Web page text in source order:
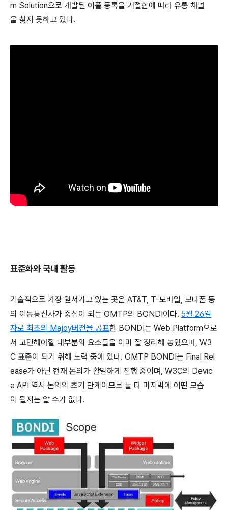
m Solution으로 개발된 어플 등록을 거절함에 따라 유통 채널
을 찾지 못하고 있다.
표준화와 국내 활동
기술적으로 가장 앞서가고 있는 곳은 AT&T, T-모바일, 보다폰 등
의 이동통신사가 중심이 되는 OMTP의 BONDI이다. 5월 26일
자로 최초의 Majoy버전을 공표한 BONDI는 Web Platform으로
서 고민해야할 대부분의 요소들을 이미 잘 정리해 놓았으며, W3
C 표준이 되기 위해 노력 중에 있다. OMTP BONDI는 Final Rel
ease가 아닌 현재 논의가 활발하게 진행 중이며, W3C의 Devic
e API 역시 논의의 초기 단계이므로 둘 다 마지막에 어떤 모습
이 될지는 알 수가 없다.